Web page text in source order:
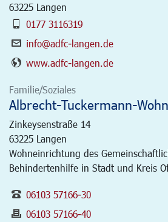
63225 Langen
0177 3116319
info@adfc-langen.de
www.adfc-langen.de
Familie/Soziales
Albrecht-Tuckermann-
Zinkeysenstraße 14
63225 Langen
Wohneinrichtung des
Behindertenhilfe in Stadt und Kreis
06103 57166-30
06103 57166-40